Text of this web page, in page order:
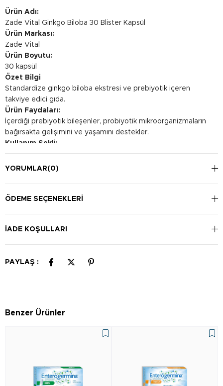
Ürün Adı:
Zade Vital Ginkgo Biloba 30 Blister Kapsül
Ürün Markası:
Zade Vital
Ürün Boyutu:
30 kapsül
Özet Bilgi
Standardize ginkgo biloba ekstresi ve prebiyotik içeren
takviye edici gıda.
Ürün Faydaları:
İçerdiği prebiyotik bileşenler, probiyotik mikroorganizmaların
bağırsakta gelişimini ve yaşamını destekler.
Kullanım Şekli:
Yetişkinlerde günde 1 kapsül kullanılması önerilir.
YORUMLAR(0)
ÖDEME SEÇENEKLERI
İADE KOŞULLARI
PAYLAŞ :
Benzer Ürünler